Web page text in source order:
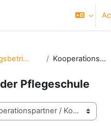
Ausbildungsbetriebe und Kooperationspartner Kooperationspartner der Pflegeschule
Pflegeschule